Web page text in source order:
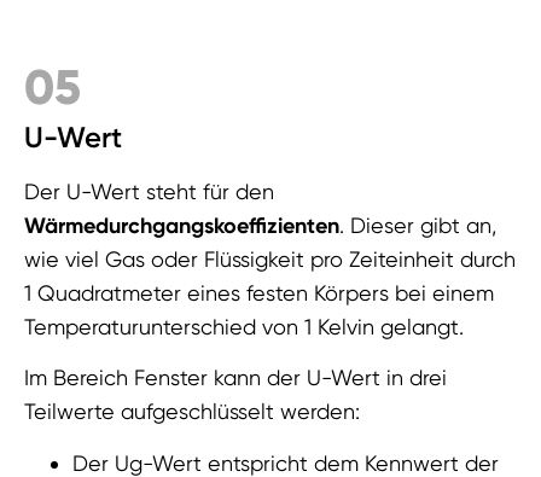
05
U-Wert
Der U-Wert steht für den
Wärmedurchgangskoeffizienten. Dieser gibt an,
wie viel Gas oder Flüssigkeit pro Zeiteinheit durch
1 Quadratmeter eines festen Körpers bei einem
Temperaturunterschied von 1 Kelvin gelangt.
Im Bereich Fenster kann der U-Wert in drei
Teilwerte aufgeschlüsselt werden:
Der Ug-Wert entspricht dem Kennwert der